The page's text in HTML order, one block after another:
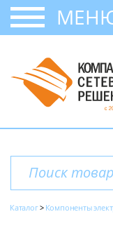
Каталог Компоненты